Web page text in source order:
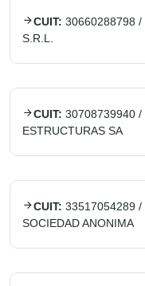
CUIT: 30660288798 /
S.R.L.
CUIT: 30708739940 /
ESTRUCTURAS SA
CUIT: 33517054289 /
SOCIEDAD ANONIMA